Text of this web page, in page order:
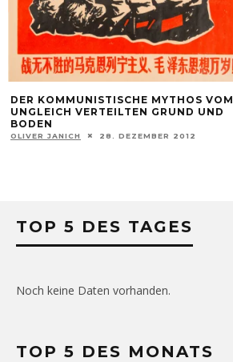
DER KOMMUNISTISCHE MYTHOS VOM
UNGLEICH VERTEILTEN GRUND UND
BODEN
OLIVER JANICH 28. DEZEMBER 2012
TOP 5 DES TAGES
Noch keine Daten vorhanden.
TOP 5 DES MONATS